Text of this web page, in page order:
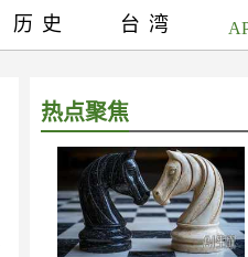
热点聚焦
历史 台湾